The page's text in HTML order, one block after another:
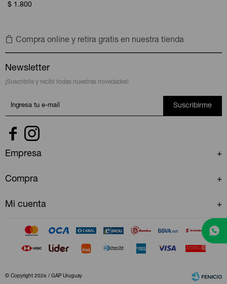
$ 1.800
Compra online y retira gratis en nuestra tienda
Newsletter
¡Suscribite y recibí todas nuestras novedades!
Suscribirme
 
Empresa
Compra
Mi cuenta
© Copyright 2026 / GAP Uruguay